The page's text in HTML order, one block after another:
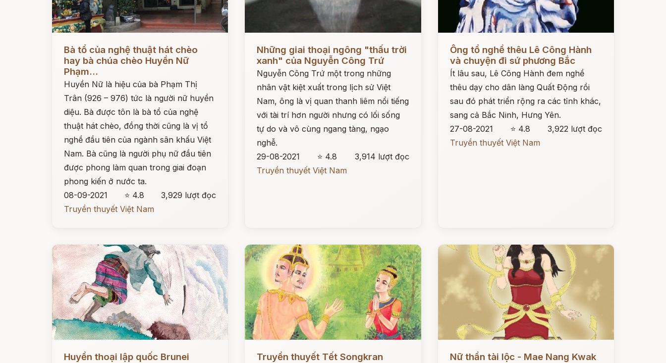
Đọc ngay
Bà tổ của nghệ thuật hát chèo
hay bà chúa chèo Huyền Nữ
Phạm...
Huyền Nữ là hiệu của bà Phạm Thị
Trân (926 – 976) tức là người nữ huyền
diệu. Bà được tôn là bà tổ của nghệ
thuật hát chèo, đồng thời cũng là vị tổ
nghề đầu tiên của ngành sân khấu Việt
Nam. Bà cũng là người phụ nữ đầu tiên
được phong làm quan trong giai đoạn
phong kiến ở nước ta.
08-09-2021
⭐ 4.8
3,929 lượt đọc
Truyền thuyết Việt Nam
Những giai thoại ngông "thấu trời
xanh" của Nguyễn Công Trứ
Nguyễn Công Trứ một trong những
nhân vật kiệt xuất trong lịch sử Việt
Nam, ông là vị quan thanh liêm nổi tiếng
với tài trí hơn người nhưng có lối sống
tự do và vô cùng ngang tàng, ngạo
nghễ.
29-08-2021
⭐ 4.8
3,914 lượt đọc
Truyền thuyết Việt Nam
Đọc ngay
Ông tổ nghề thêu Lê Công Hành
và chuyện đi sứ phương Bắc
Ít lâu sau, Lê Công Hành đem nghề
thêu dạy cho dân làng Quất Động rồi
sau đó phát triển rộng ra các tỉnh khác,
sang cả Bắc Ninh, Hưng Yên.
27-08-2021
⭐ 4.8
3,922 lượt đọc
Truyền thuyết Việt Nam
Đọc ngay
Huyền thoại lập quốc Brunei
Đọc ngay
Truyền thuyết Tết Songkran Nữ thần tài lộc - Mae Nang Kwak